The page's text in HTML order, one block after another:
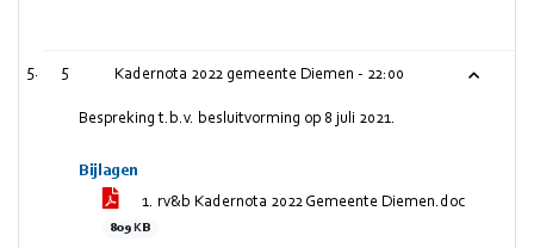
5 Kadernota 2022 gemeente Diemen - 22:00
Bespreking t.b.v. besluitvorming op 8 juli 2021.
Bijlagen
1. rv&b Kadernota 2022 Gemeente Diemen.doc
809 KB